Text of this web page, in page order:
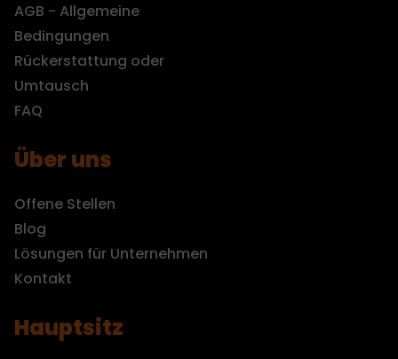
AGB - Allgemeine
Bedingungen
Rückerstattung oder
Umtausch
FAQ
Über uns
Offene Stellen
Blog
Lösungen für Unternehmen
Kontakt
Hauptsitz